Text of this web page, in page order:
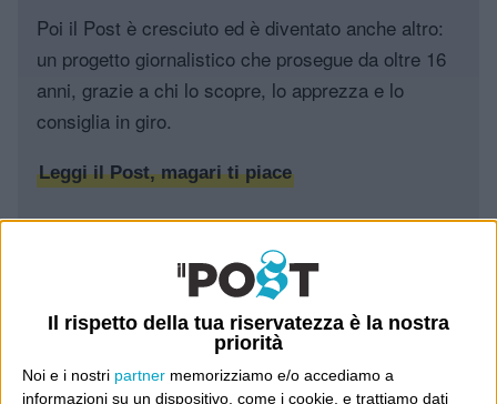
Il rispetto della tua riservatezza è la nostra
priorità
Noi e i nostri partner memorizziamo e/o accediamo a
informazioni su un dispositivo, come i cookie, e trattiamo dati
Poi il Post è cresciuto ed è diventato anche altro:
un progetto giornalistico che prosegue da oltre 16
anni, grazie a chi lo scopre, lo apprezza e lo
consiglia in giro.
Leggi il Post, magari ti piace
Wittgenstein
POST PRECEDENTE POST SUCCESSIVO